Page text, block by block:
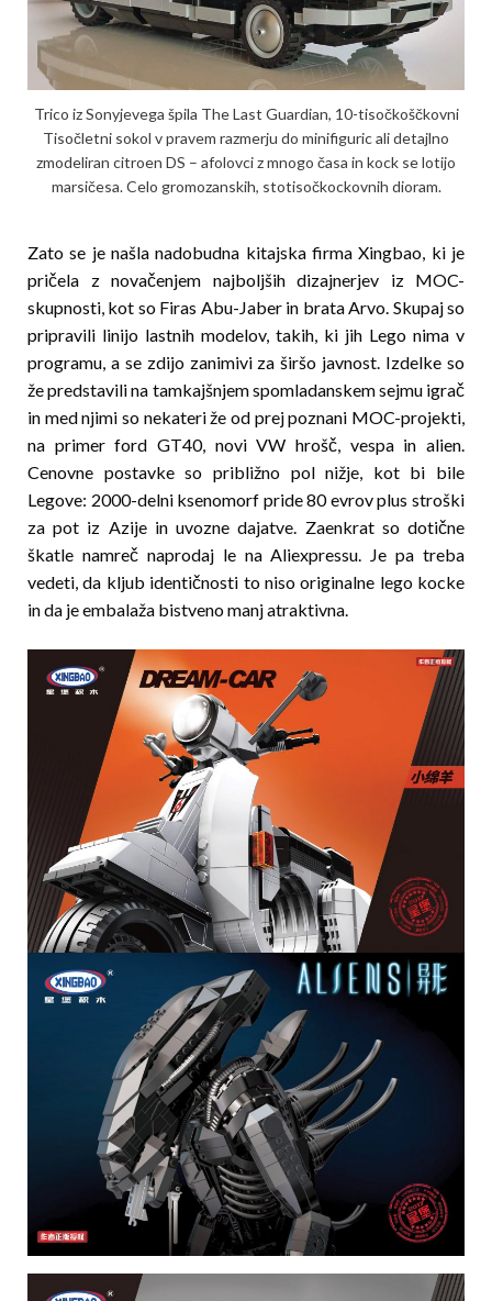
Trico iz Sonyjevega špila The Last Guardian, 10-tisočkoščkovni
Tisočletni sokol v pravem razmerju do minifiguric ali detajlno
zmodeliran citroen DS – afolovci z mnogo časa in kock se lotijo
marsi­­­če­sa. Celo gromozanskih, stotisočkockovnih dioram.
Zato se je našla nadobudna kitajska firma Xingbao, ki je
pričela z nova­če­njem najboljših dizajnerjev iz MOC-
skupnosti, kot so Firas Abu-Jaber in brata Arvo. Skupaj so
pripravili linijo lastnih modelov, takih, ki jih Lego nima v
programu, a se zdijo zanimivi za širšo javnost. Izdelke so
že predstavili na tamkajšnjem spomladanskem sejmu igrač
in med njimi so nekateri že od prej poznani MOC-projekti,
na primer ford GT40, novi VW hrošč, vespa in alien.
Cenovne postavke so približno pol niž­je, kot bi bile
Legove: 2000-delni ksenomorf pride 80 evrov plus stroški
za pot iz Azije in uvozne dajat­­ve. Zaenkrat so dotične
škatle namreč naprodaj le na Aliexpressu. Je pa treba
vedeti, da kljub identičnosti to niso originalne lego kocke
in da je embalaža bistveno manj at­raktivna.